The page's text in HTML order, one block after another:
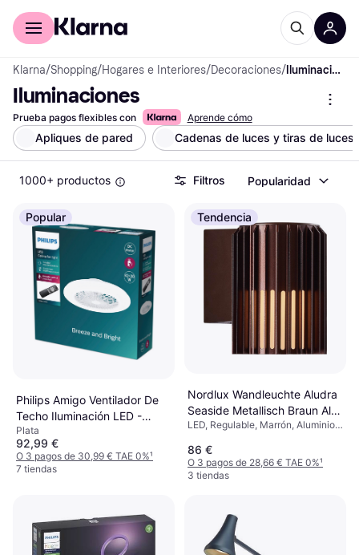
Comprar con Klarna
Klarna/Shopping/Hogares e Interiores/Decoraciones/ Iluminaciones
Iluminaciones
Prueba pagos flexibles con Aprende cómo
Apliques de pared Cadenas de luces y tiras de luces
1000+ productos Filtros Popularidad
Popular
Philips Amigo Ventilador De
Techo Iluminación LED -
Blanco
Plata
92,99 €
O 3 pagos de 30,99 € TAE 0%¹
7 tiendas
Tendencia
Nordlux Wandleuchte Aludra
Seaside Metallisch Braun Alu
IP54 E27 Aplique de pared
LED, Regulable, Marrón, Aluminio,
Casquillo de Lámpara: E27
86 €
O 3 pagos de 28,66 € TAE 0%¹
3 tiendas